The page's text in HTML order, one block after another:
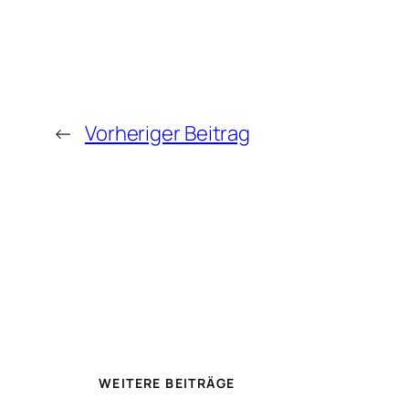
← Vorheriger Beitrag
WEITERE BEITRÄGE